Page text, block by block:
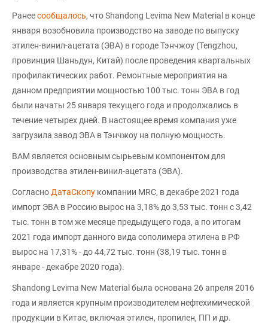
Ранеесообщалось, что Shandong Levima New Material в конце
января возобновила производство на заводе по выпуску
этилен-винил-ацетата (ЭВА) в городе Тэнчжоу (Tengzhou,
провинция Шаньдун, Китай) после проведения квартальных
профилактических работ. Ремонтные мероприятия на
данном предприятии мощностью 100 тыс. тонн ЭВА в год
были начаты 25 января текущего года и продолжались в
течение четырех дней. В настоящее время компания уже
загрузила завод ЭВА в Тэнчжоу на полную мощность.
ВАМ является основным сырьевым компонентом для
производства этилен-винил-ацетата (ЭВА).
Согласно ДатаСкопу компании MRC, в декабре 2021 года
импорт ЭВА в Россию вырос на 3,18% до 3,53 тыс. тонн с 3,42
тыс. тонн в том же месяце предыдущего года, а по итогам
2021 года импорт данного вида сополимера этилена в РФ
вырос на 17,31% - до 44,72 тыс. тонн (38,19 тыс. тонн в
январе - декабре 2020 года).
Shandong Levima New Material была основана 26 апреля 2016
года и является крупным производителем нефтехимической
продукции в Китае, включая этилен, пропилен, ПП и др.